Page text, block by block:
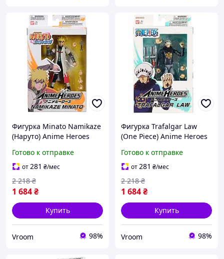
Фигурка Minato Namikaze
(Наруто) Anime Heroes
Готово к отправке
от281 ₴/мес
1 684₴
2 218 ₴
Купить
Vroom 98%
Фигурка Trafalgar Law
(One Piece) Anime Heroes
Готово к отправке
от281 ₴/мес
1 684₴
2 218 ₴
Купить
Vroom 98%